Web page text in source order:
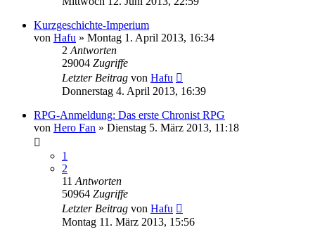
Kurzgeschichte-Imperium
von Hafu » Montag 1. April 2013, 16:34
2 Antworten
29004 Zugriffe
Letzter Beitrag von Hafu
Donnerstag 4. April 2013, 16:39
RPG-Anmeldung: Das erste Chronist RPG
von Hero Fan » Dienstag 5. März 2013, 11:18
1
2
11 Antworten
50964 Zugriffe
Letzter Beitrag von Hafu
Montag 11. März 2013, 15:56